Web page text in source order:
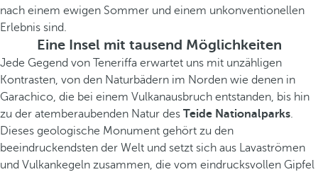
nach einem ewigen Sommer und einem unkonventionellen
Erlebnis sind.
Eine Insel mit tausend Möglichkeiten
Jede Gegend von Teneriffa erwartet uns mit unzähligen
Kontrasten, von den Naturbädern im Norden wie denen in
Garachico, die bei einem Vulkanausbruch entstanden, bis hin
zu der atemberaubenden Natur des Teide Nationalparks.
Dieses geologische Monument gehört zu den
beeindruckendsten der Welt und setzt sich aus Lavaströmen
und Vulkankegeln zusammen, die vom eindrucksvollen Gipfel